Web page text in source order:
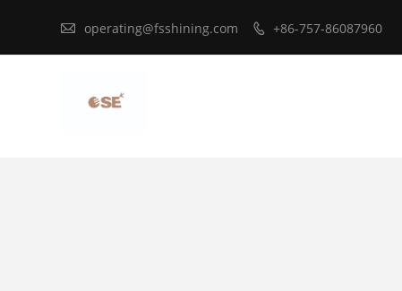
 operating@fsshining.com  +86-757-86087960